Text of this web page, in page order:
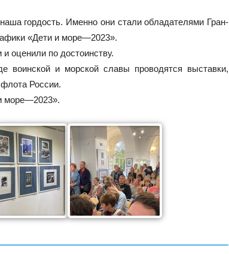
гордость. Именно они стали обладателями Гран-
«Дети и море—2023».
оценили по достоинству.
и морской славы проводятся выставки,
России.
море—2023».